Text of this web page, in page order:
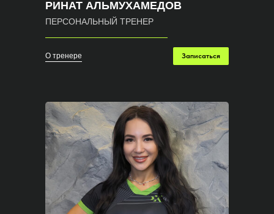
РИНАТ АЛЬМУХАМЕДОВ
ПЕРСОНАЛЬНЫЙ ТРЕНЕР
О тренере Записаться